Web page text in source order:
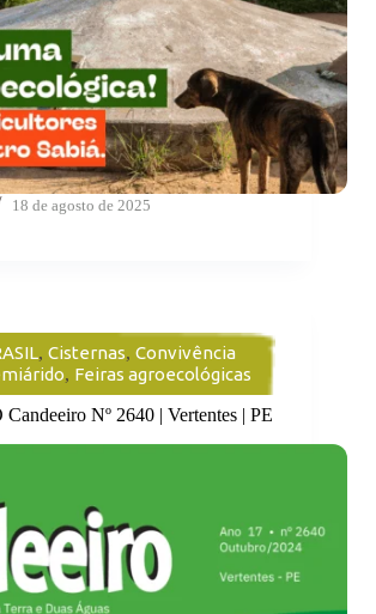
18 de agosto de 2025
, Cisternas, Convivência
, Feiras agroecológicas
Nº 2640 | Vertentes | PE